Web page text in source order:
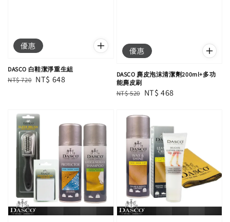
優惠
DASCO 白鞋潔淨重生組
Regular
NT$ 720 Sale
NT$ 648
優惠
DASCO 麂皮泡沫清潔劑200ml+多功
能麂皮刷
Regular
NT$ 520 Sale
NT$ 468